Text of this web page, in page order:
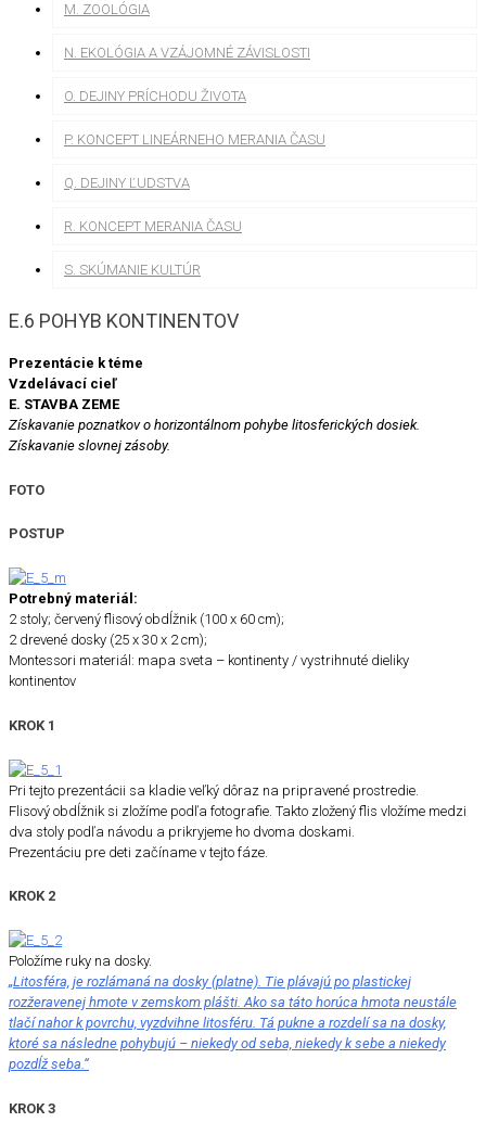
M. ZOOLÓGIA
N. EKOLÓGIA A VZÁJOMNÉ ZÁVISLOSTI
O. DEJINY PRÍCHODU ŽIVOTA
P. KONCEPT LINEÁRNEHO MERANIA ČASU
Q. DEJINY ĽUDSTVA
R. KONCEPT MERANIA ČASU
S. SKÚMANIE KULTÚR
E.6 POHYB KONTINENTOV
Prezentácie k téme
Vzdelávací cieľ
E. STAVBA ZEME
Získavanie poznatkov o horizontálnom pohybe litosferických dosiek.
Získavanie slovnej zásoby.
FOTO
POSTUP
Potrebný materiál:
2 stoly; červený flisový obdĺžnik (100 x 60 cm);
2 drevené dosky (25 x 30 x 2 cm);
Montessori materiál: mapa sveta – kontinenty / vystrihnuté dieliky
kontinentov
KROK 1
Pri tejto prezentácii sa kladie veľký dôraz na pripravené prostredie.
Flisový obdĺžnik si zložíme podľa fotografie. Takto zložený flis vložíme medzi
dva stoly podľa návodu a prikryjeme ho dvoma doskami.
Prezentáciu pre deti začíname v tejto fáze.
KROK 2
Položíme ruky na dosky.
„Litosféra, je rozlámaná na dosky (platne). Tie plávajú po plastickej
rozžeravenej hmote v zemskom plášti. Ako sa táto horúca hmota neustále
tlačí nahor k povrchu, vyzdvihne litosféru. Tá pukne a rozdelí sa na dosky,
ktoré sa následne pohybujú – niekedy od seba, niekedy k sebe a niekedy
pozdĺž seba.“
KROK 3